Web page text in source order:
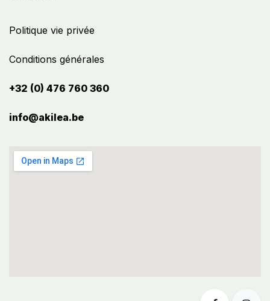
Politique vie privée
Conditions générales
+32 (0) 476 760 360
info@akilea.be​